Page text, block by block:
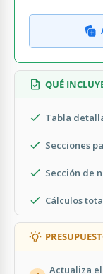
QUÉ
Tabla
Secciones
Sección de
Cálculos
Actualiza